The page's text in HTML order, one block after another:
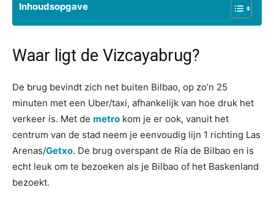
Inhoudsopgave
Waar ligt de Vizcayabrug?
De brug bevindt zich net buiten Bilbao, op zo’n 25
minuten met een Uber/taxi, afhankelijk van hoe druk het
verkeer is. Met de metro kom je er ook, vanuit het
centrum van de stad neem je eenvoudig lijn 1 richting Las
Arenas/Getxo. De brug overspant de Ría de Bilbao en is
echt leuk om te bezoeken als je Bilbao of het Baskenland
bezoekt.